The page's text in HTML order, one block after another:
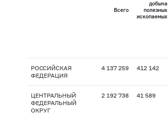
Всего
добыча
полезных
ископаемых
РОССИЙСКАЯ
ФЕДЕРАЦИЯ
4 137 259 412 142
ЦЕНТРАЛЬНЫЙ
ФЕДЕРАЛЬНЫЙ
ОКРУГ
2 192 738 41 589